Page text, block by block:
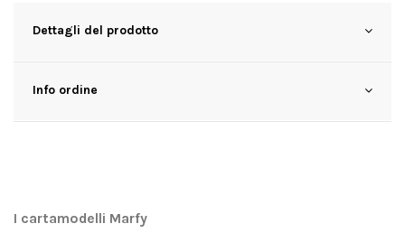
Dettagli del prodotto
Info ordine
I cartamodelli Marfy